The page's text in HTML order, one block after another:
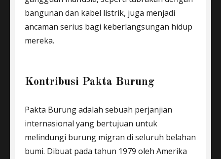
bangunan dan kabel listrik, juga menjadi
ancaman serius bagi keberlangsungan hidup
mereka.
Kontribusi Pakta Burung
Pakta Burung adalah sebuah perjanjian
internasional yang bertujuan untuk
melindungi burung migran di seluruh belahan
bumi. Dibuat pada tahun 1979 oleh Amerika